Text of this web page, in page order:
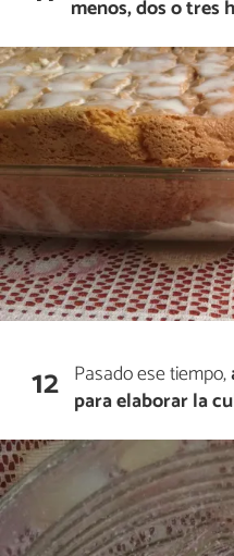
menos, dos o tres
12 Pasado ese tiempo,
para elaborar la